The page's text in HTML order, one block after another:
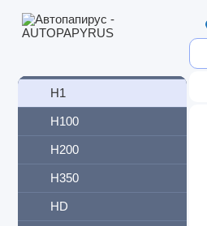
Getz
H1
H100
H200
H350
HD